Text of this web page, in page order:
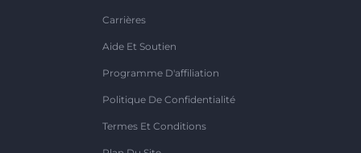
Carrières
Aide Et Soutien
Programme D'affiliation
Politique De Confidentialité
Termes Et Conditions